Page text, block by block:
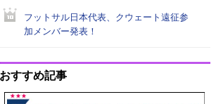
フットサル日本代表、クウェート遠征参
加メンバー発表！
おすすめ記事